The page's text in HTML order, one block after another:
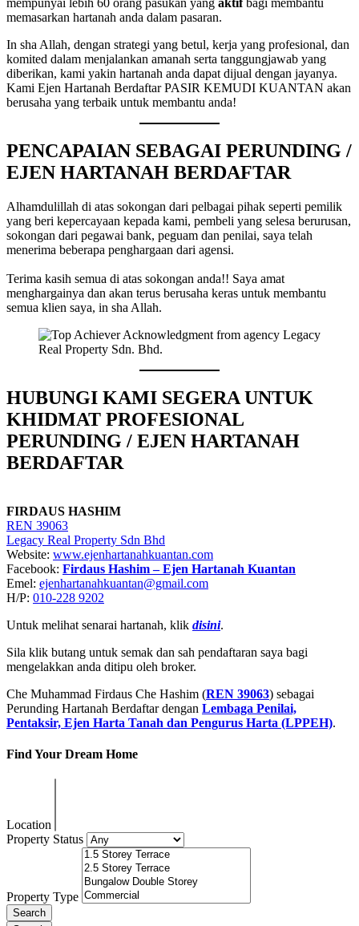
mempunyai lebih 60 orang pasukan yang aktifbagi membantu
memasarkan hartanah anda dalam pasaran.
In sha Allah, dengan strategi yang betul, kerja yang profesional, dan
komited dalam menjalankan amanah serta tanggungjawab yang
diberikan, kami yakin hartanah anda dapat dijual dengan jayanya.
Kami Ejen Hartanah Berdaftar PASIR KEMUDI KUANTAN akan
berusaha yang terbaik untuk membantu anda!
PENCAPAIAN SEBAGAI PERUNDING /
EJEN HARTANAH BERDAFTAR
Alhamdulillah di atas sokongan dari pelbagai pihak seperti pemilik
yang beri kepercayaan kepada kami, pembeli yang selesa berurusan,
sokongan dari pegawai bank, peguam dan penilai, saya telah
menerima beberapa penghargaan dari agensi.
Terima kasih semua di atas sokongan anda!! Saya amat
menghargainya dan akan terus berusaha keras untuk membantu
semua klien saya, in sha Allah.
HUBUNGI KAMI SEGERA UNTUK
KHIDMAT PROFESIONAL
PERUNDING / EJEN HARTANAH
BERDAFTAR
FIRDAUS HASHIM
REN 39063
Legacy Real Property Sdn Bhd
Website: www.ejenhartanahkuantan.com
Facebook: Firdaus Hashim – Ejen Hartanah Kuantan
Emel: ejenhartanahkuantan@gmail.com
H/P: 010-228 9202
Untuk melihat senarai hartanah, klik disini.
Sila klik butang untuk semak dan sah pendaftaran saya bagi
mengelakkan anda ditipu oleh broker.
Che Muhammad Firdaus Che Hashim (REN 39063) sebagai
Perunding Hartanah Berdaftar dengan Lembaga Penilai,
Pentaksir, Ejen Harta Tanah dan Pengurus Harta (LPPEH).
Find Your Dream Home
Location
Property Status
Property Type